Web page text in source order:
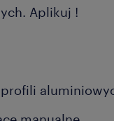
Aplikuj !
profili